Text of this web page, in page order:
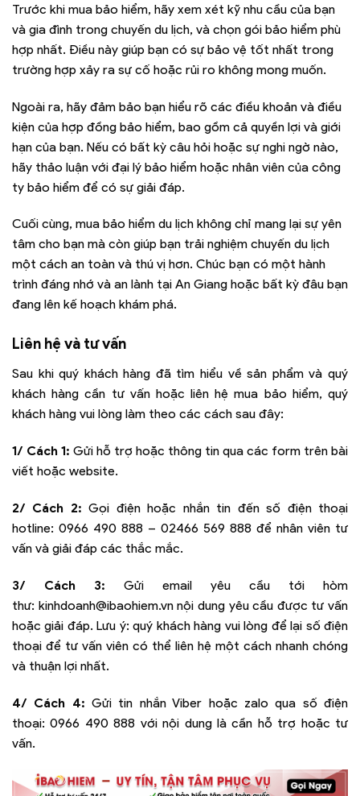
Trước khi mua bảo hiểm, hãy xem xét kỹ nhu cầu của bạn
và gia đình trong chuyến du lịch, và chọn gói bảo hiểm phù
hợp nhất. Điều này giúp bạn có sự bảo vệ tốt nhất trong
trường hợp xảy ra sự cố hoặc rủi ro không mong muốn.
Ngoài ra, hãy đảm bảo bạn hiểu rõ các điều khoản và điều
kiện của hợp đồng bảo hiểm, bao gồm cả quyền lợi và giới
hạn của bạn. Nếu có bất kỳ câu hỏi hoặc sự nghi ngờ nào,
hãy thảo luận với đại lý bảo hiểm hoặc nhân viên của công
ty bảo hiểm để có sự giải đáp.
Cuối cùng, mua bảo hiểm du lịch không chỉ mang lại sự yên
tâm cho bạn mà còn giúp bạn trải nghiệm chuyến du lịch
một cách an toàn và thú vị hơn. Chúc bạn có một hành
trình đáng nhớ và an lành tại An Giang hoặc bất kỳ đâu bạn
đang lên kế hoạch khám phá.
Liên hệ và tư vấn
Sau khi quý khách hàng đã tìm hiểu về sản phẩm và quý
khách hàng cần tư vấn hoặc liên hệ mua bảo hiểm, quý
khách hàng vui lòng làm theo các cách sau đây:
1/ Cách 1: Gửi hỗ trợ hoặc thông tin qua các form trên bài
viết hoặc website.
2/ Cách 2: Gọi điện hoặc nhắn tin đến số điện thoại
hotline: 0966 490 888 – 02466 569 888 để nhân viên tư
vấn và giải đáp các thắc mắc.
3/ Cách 3: Gửi email yêu cầu tới hòm
thư: kinhdoanh@ibaohiem.vnnội dung yêu cầu được tư vấn
hoặc giải đáp. Lưu ý: quý khách hàng vui lòng để lại số điện
thoại để tư vấn viên có thể liên hệ một cách nhanh chóng
và thuận lợi nhất.
4/ Cách 4: Gửi tin nhắn Viber hoặc zalo qua số điện
thoại:0966 490 888 với nội dung là cần hỗ trợ hoặc tư
vấn.